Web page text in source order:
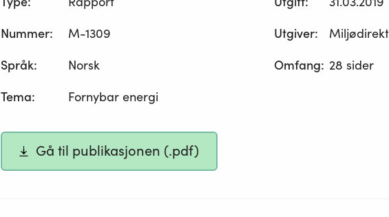
Nummer: M-1309 Utgiver:
Språk: Norsk Omfang: 28 sider
Tema: Fornybar energi
Gå til publikasjonen (.pdf)